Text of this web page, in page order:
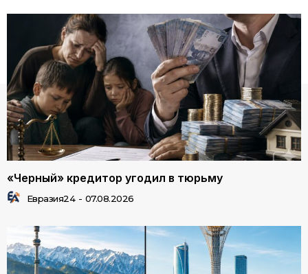
«Черный» кредитор угодил в тюрьму
Евразия24 - 07.08.2026